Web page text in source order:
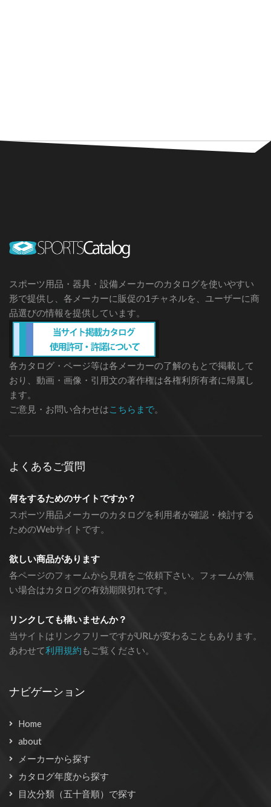
スポーツ用品・器具・設備メーカーのカタログを使いやすい
形で提供し、各メーカーに販促の1チャネルを、ユーザーに商
品選びの情報を提供しています。
各カタログ・ページ等は各メーカーの了解のもとで掲載して
おり、動画・画像・引用文の著作権は各権利所有者に帰属し
ます。
ご意見・お問い合わせはこちらまで。
よくあるご質問
何をするためのサイトですか？
スポーツ用品メーカーのカタログを利用者が確認・検討する
ためのWebサイトです。
欲しい商品があります
各ページのフォームから見積をご依頼下さい。フォームが無
い場合はカタログの有効期限切れです。
リンクしても構いませんか？
当サイトはリンクフリーですがURLが変わることもあります。
あわせて利用規約 もご覧ください。
ナビゲーション
Home
about
メーカーから探す
カタログ年度から探す
目次分類（五十音順）で探す